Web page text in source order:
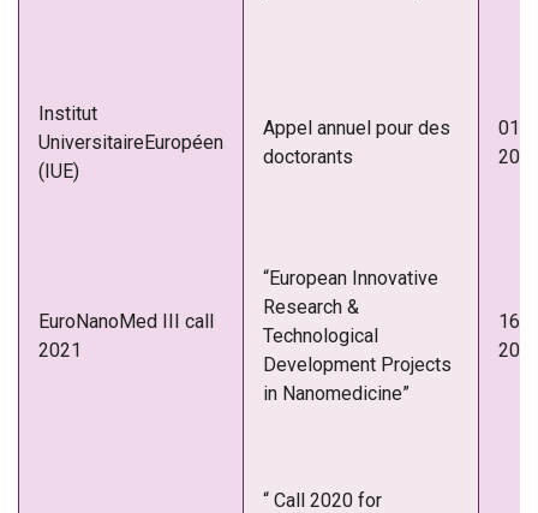
Institut
UniversitaireEuropéen
(IUE)
Appel annuel pour des
doctorants
01-
EuroNanoMed III call
2021
“European Innovative
Research &
Technological
Development Projects
in Nanomedicine”
16-
“ Call 2020 for